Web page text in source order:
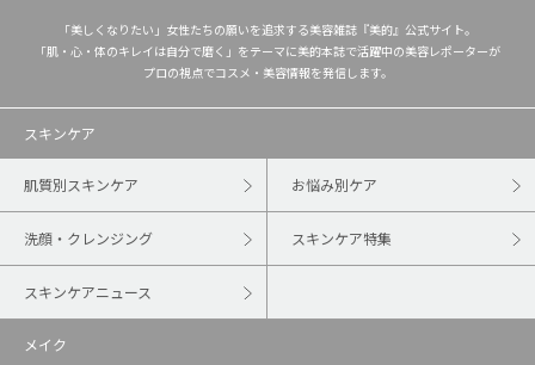
「美しくなりたい」女性たちの願いを追求する美容雑誌『美的』公式サイト。
「肌・心・体のキレイは自分で磨く」をテーマに美的本誌で活躍中の美容レポーターが
プロの視点でコスメ・美容情報を発信します。
スキンケア
肌質別スキンケア お悩み別ケア
洗顔・クレンジング スキンケア特集
スキンケアニュース
メイク